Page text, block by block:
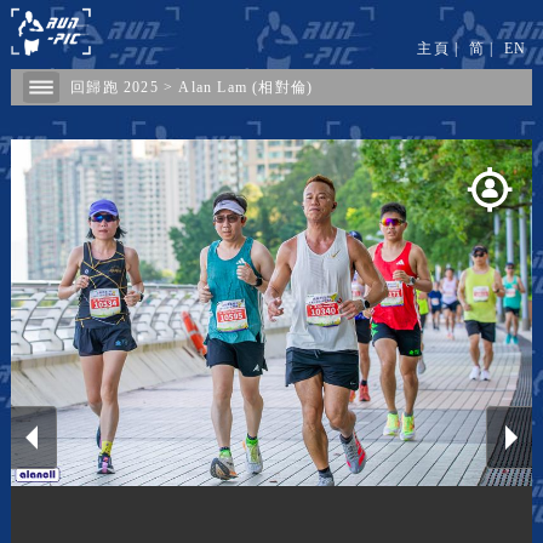
回歸跑 2025 >Alan Lam (相對倫)
主頁 | 简| EN